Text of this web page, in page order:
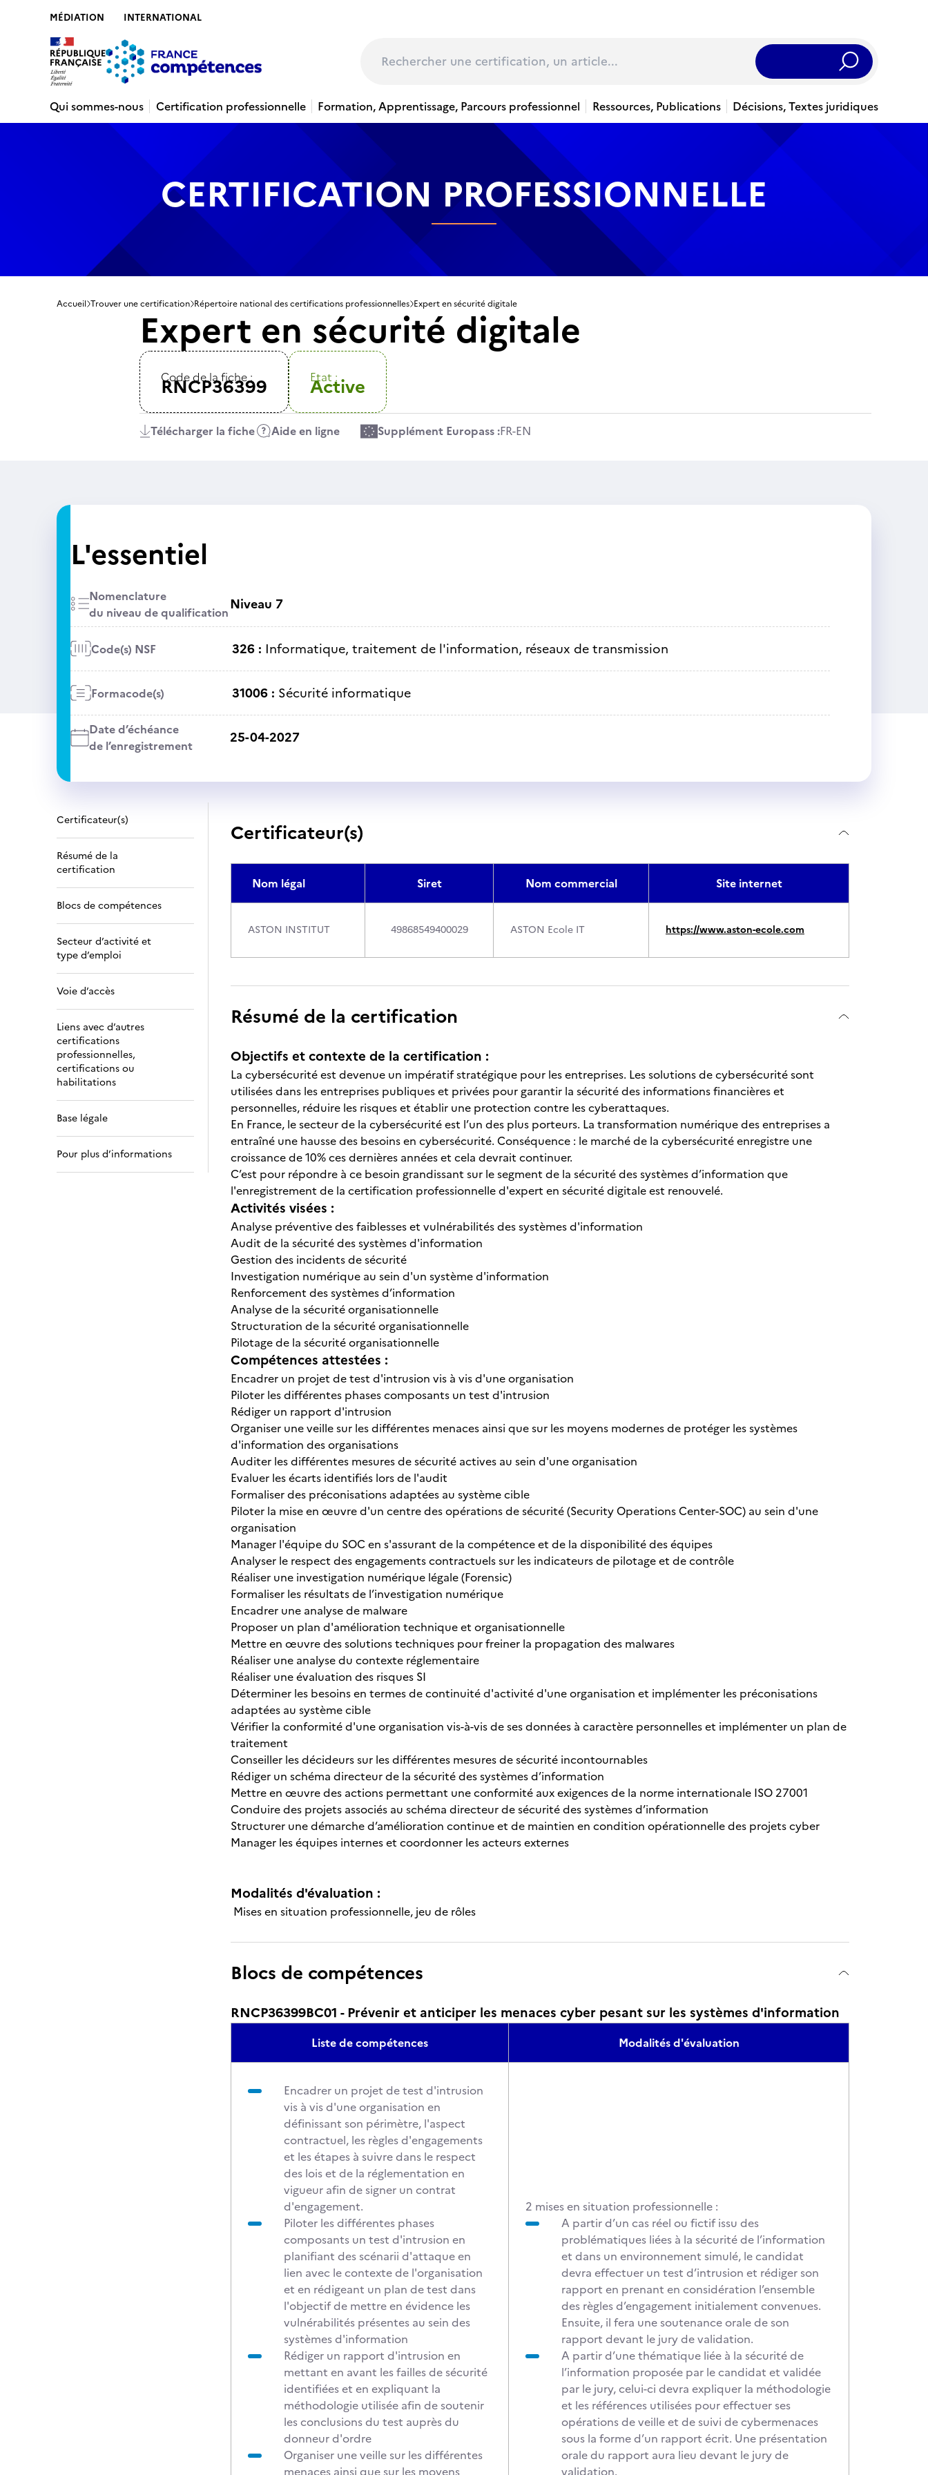
MÉDIATION INTERNATIONAL
Rechercher
Qui sommes-nous
Certification professionnelle Formation, Apprentissage, Parcours professionnel Ressources, Publications Décisions, Textes juridiques
CERTIFICATION PROFESSIONNELLE
Accueil Trouver une certification Répertoire national des certifications professionnelles Expert en sécurité digitale
Expert en sécurité digitale
Code de la fiche :
RNCP36399 Etat :
Active
Télécharger la fiche Aide en ligne Supplément Europass :FR-EN
L'essentiel
Nomenclature
du niveau de qualificationNiveau 7
Code(s) NSF 326 : Informatique, traitement de l'information, réseaux de transmission
Formacode(s) 31006 : Sécurité informatique
Date d’échéance
de l’enregistrement
25-04-2027
Certificateur(s)
Résumé de la
certification
Blocs de compétences
Secteur d’activité et
type d’emploi
Voie d’accès
Liens avec d’autres
certifications
professionnelles,
certifications ou
habilitations
Base légale
Pour plus d’informations
Certificateur(s)
Nom légal Siret Nom commercial Site internet
ASTON INSTITUT 49868549400029 ASTON Ecole IT https://www.aston-ecole.com
Résumé de la certification
Objectifs et contexte de la certification :
La cybersécurité est devenue un impératif stratégique pour les entreprises. Les solutions de cybersécurité sont
utilisées dans les entreprises publiques et privées pour garantir la sécurité des informations financières et
personnelles, réduire les risques et établir une protection contre les cyberattaques.
En France, le secteur de la cybersécurité est l’un des plus porteurs. La transformation numérique des entreprises a
entraîné une hausse des besoins en cybersécurité. Conséquence : le marché de la cybersécurité enregistre une
croissance de 10% ces dernières années et cela devrait continuer.
C’est pour répondre à ce besoin grandissant sur le segment de la sécurité des systèmes d’information que
l'enregistrement de la certification professionnelle d'expert en sécurité digitale est renouvelé.
Activités visées :
Analyse préventive des faiblesses et vulnérabilités des systèmes d'information
Audit de la sécurité des systèmes d'information
Gestion des incidents de sécurité
Investigation numérique au sein d'un système d'information
Renforcement des systèmes d’information
Analyse de la sécurité organisationnelle
Structuration de la sécurité organisationnelle
Pilotage de la sécurité organisationnelle
Compétences attestées :
Encadrer un projet de test d'intrusion vis à vis d'une organisation
Piloter les différentes phases composants un test d'intrusion
Rédiger un rapport d'intrusion
Organiser une veille sur les différentes menaces ainsi que sur les moyens modernes de protéger les systèmes
d'information des organisations
Auditer les différentes mesures de sécurité actives au sein d'une organisation
Evaluer les écarts identifiés lors de l'audit
Formaliser des préconisations adaptées au système cible
Piloter la mise en œuvre d'un centre des opérations de sécurité (Security Operations Center-SOC) au sein d'une
organisation
Manager l'équipe du SOC en s'assurant de la compétence et de la disponibilité des équipes
Analyser le respect des engagements contractuels sur les indicateurs de pilotage et de contrôle
Réaliser une investigation numérique légale (Forensic)
Formaliser les résultats de l’investigation numérique
Encadrer une analyse de malware
Proposer un plan d'amélioration technique et organisationnelle
Mettre en œuvre des solutions techniques pour freiner la propagation des malwares
Réaliser une analyse du contexte réglementaire
Réaliser une évaluation des risques SI
Déterminer les besoins en termes de continuité d'activité d'une organisation et implémenter les préconisations
adaptées au système cible
Vérifier la conformité d'une organisation vis-à-vis de ses données à caractère personnelles et implémenter un plan de
traitement
Conseiller les décideurs sur les différentes mesures de sécurité incontournables
Rédiger un schéma directeur de la sécurité des systèmes d’information
Mettre en œuvre des actions permettant une conformité aux exigences de la norme internationale ISO 27001
Conduire des projets associés au schéma directeur de sécurité des systèmes d’information
Structurer une démarche d’amélioration continue et de maintien en condition opérationnelle des projets cyber
Manager les équipes internes et coordonner les acteurs externes
Modalités d'évaluation :
Mises en situation professionnelle, jeu de rôles
Blocs de compétences
RNCP36399BC01 - Prévenir et anticiper les menaces cyber pesant sur les systèmes d'information
Liste de compétences Modalités d'évaluation
Encadrer un projet de test d'intrusion
vis à vis d'une organisation en
définissant son périmètre, l'aspect
contractuel, les règles d'engagements
et les étapes à suivre dans le respect
des lois et de la réglementation en
vigueur afin de signer un contrat
d'engagement.
Piloter les différentes phases
composants un test d'intrusion en
planifiant des scénarii d'attaque en
lien avec le contexte de l'organisation
et en rédigeant un plan de test dans
l'objectif de mettre en évidence les
vulnérabilités présentes au sein des
systèmes d'information
Rédiger un rapport d'intrusion en
mettant en avant les failles de sécurité
identifiées et en expliquant la
méthodologie utilisée afin de soutenir
les conclusions du test auprès du
donneur d'ordre
Organiser une veille sur les différentes
menaces ainsi que sur les moyens
2 mises en situation professionnelle :
A partir d’un cas réel ou fictif issu des
problématiques liées à la sécurité de l’information
et dans un environnement simulé, le candidat
devra effectuer un test d’intrusion et rédiger son
rapport en prenant en considération l’ensemble
des règles d’engagement initialement convenues.
Ensuite, il fera une soutenance orale de son
rapport devant le jury de validation.
A partir d’une thématique liée à la sécurité de
l’information proposée par le candidat et validée
par le jury, celui-ci devra expliquer la méthodologie
et les références utilisées pour effectuer ses
opérations de veille et de suivi de cybermenaces
sous la forme d’un rapport écrit. Une présentation
orale du rapport aura lieu devant le jury de
validation.